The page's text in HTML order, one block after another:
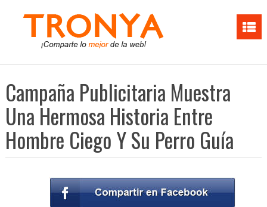
Campaña Publicitaria Muestra
Una Hermosa Historia Entre
Hombre Ciego Y Su Perro Guía